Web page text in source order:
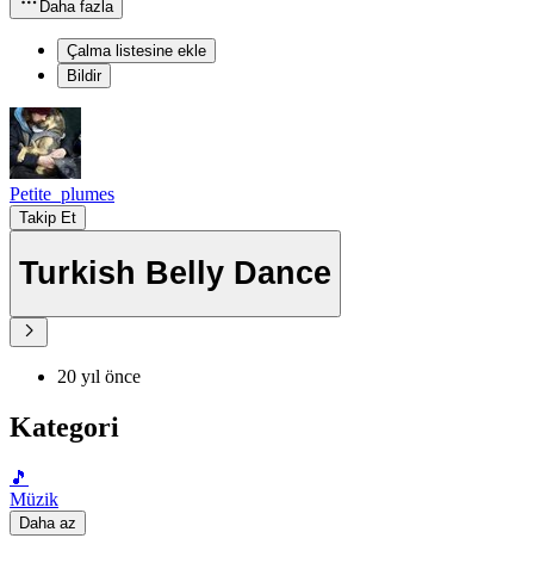
Daha fazla
Çalma listesine ekle
Bildir
Petite_plumes
Takip Et
Turkish Belly Dance
20 yıl önce
Kategori
🎵
Müzik
Daha az